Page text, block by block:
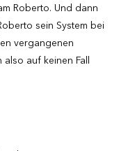
Roberto. Und dann
sein System bei
vergangenen
also auf keinen Fall